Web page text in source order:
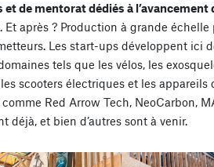
et de mentorat dédiés à l’avancement
. Et après ? Production à grande échelle
Les start-ups développent ici
tels que les vélos, les
scooters électriques et les appareils
Red Arrow Tech, NeoCarbon,
déjà, et bien d’autres sont à venir.